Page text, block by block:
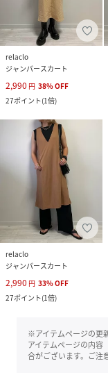
relaclo
ジャンパースカート
2,990 円 38%OFF
27ポイント(1倍)
relaclo
ジャンパースカート
2,990 円 33%OFF
27ポイント(1倍)
※アイテムページの更
アイテムページの内容
合がございます。ご注